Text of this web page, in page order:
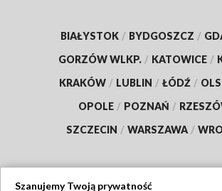
BIAŁYSTOK / BYDGOSZCZ /
GORZÓW WLKP. / KATOWICE /
KRAKÓW / LUBLIN / ŁÓDŹ /
OPOLE / POZNAŃ /
SZCZECIN / WARSZAWA /
Szanujemy Twoją prywatność